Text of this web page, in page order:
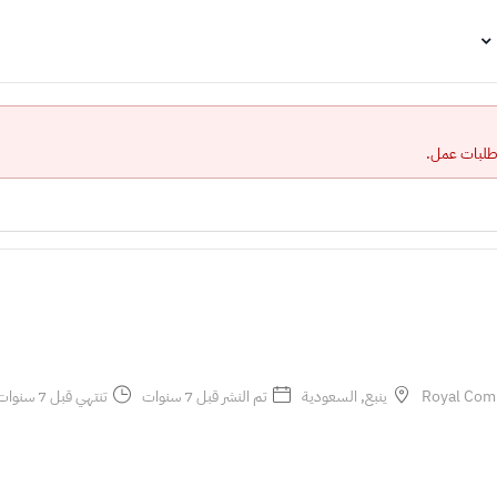
طلبات عمل.
ينبع, السعودية تم النشر قبل 7 سنوات تنتهي قبل 7 سنوات